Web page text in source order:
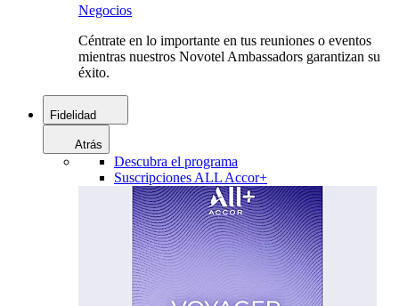
Negocios
Céntrate en lo importante en tus reuniones o eventos
mientras nuestros Novotel Ambassadors garantizan su
éxito.
Fidelidad
Atrás
Descubra el programa
Suscripciones ALL Accor+